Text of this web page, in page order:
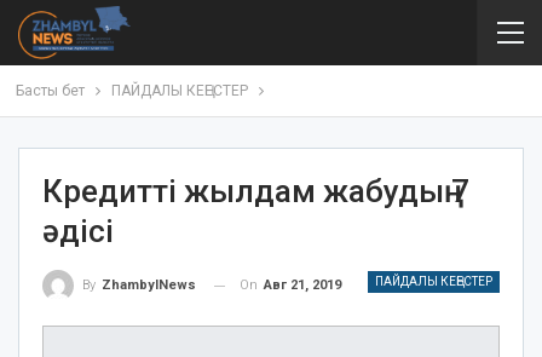
Басты бет ПАЙДАЛЫ КЕҢЕСТЕР
Кредитті жылдам жабудың 7
әдісі
ПАЙДАЛЫ КЕҢЕСТЕР
By ZhambylNews On Авг 21, 2019